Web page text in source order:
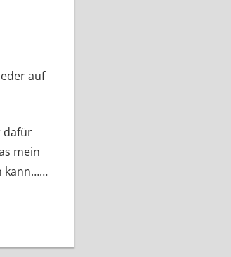
auf
dafür
mein
kann……